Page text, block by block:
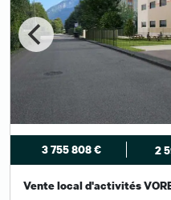
3 755 808 € 2
Vente local d'activités